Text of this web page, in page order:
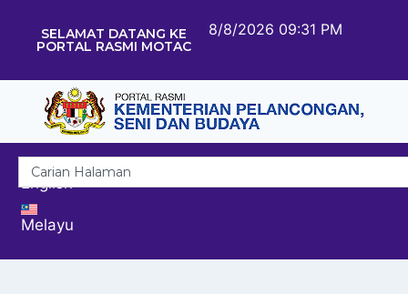
SELAMAT DATANG KE
PORTAL RASMI MOTAC
8/8/2026 09:31 PM
English
Melayu